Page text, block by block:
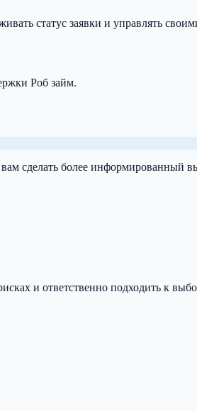
статус заявки и управлять
Роб займ.
сделать более информированный
и ответственно подходить к